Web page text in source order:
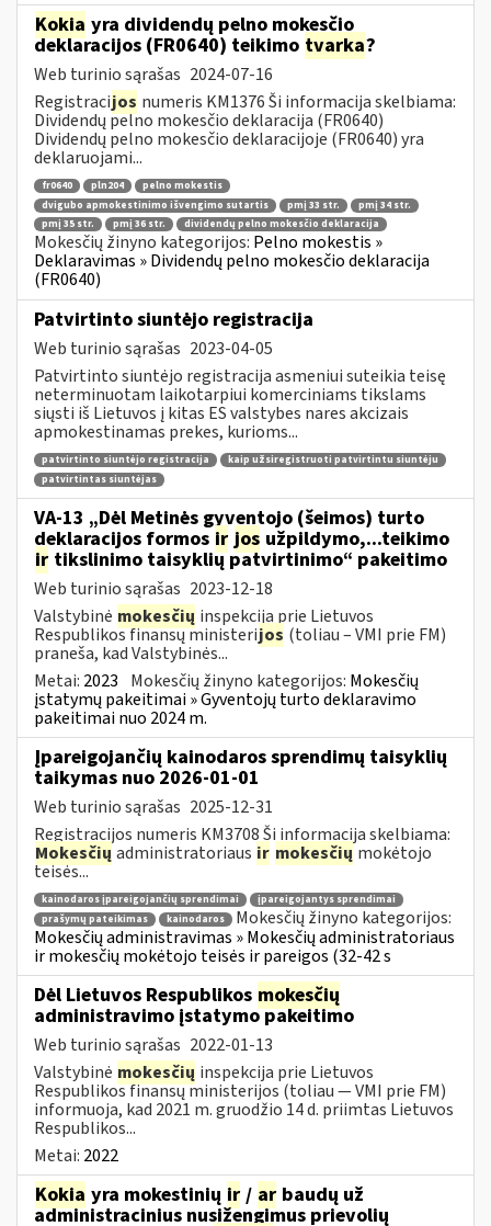
Kokia yra dividendų pelno mokesčio
deklaracijos (FR0640) teikimo tvarka?
Web turinio sąrašas 2024-07-16
Registracijos numeris KM1376 Ši informacija skelbiama:
Dividendų pelno mokesčio deklaracija (FR0640)
Dividendų pelno mokesčio deklaracijoje (FR0640) yra
deklaruojami...
fr0640 pln204
pelno mokestis
dvigubo apmokestinimo išvengimo sutartis
pmį 33 str.
pmį 34 str.
pmį 35 str.
pmį 36 str. dividendų pelno mokesčio deklaracija
Mokesčių žinyno kategorijos: Pelno mokestis »
Deklaravimas » Dividendų pelno mokesčio deklaracija
(FR0640)
Patvirtinto siuntėjo registracija
Web turinio sąrašas 2023-04-05
Patvirtinto siuntėjo registracija asmeniui suteikia teisę
neterminuotam laikotarpiui komerciniams tikslams
siųsti iš Lietuvos į kitas ES valstybes nares akcizais
apmokestinamas prekes, kurioms...
patvirtinto siuntėjo registracija
kaip užsiregistruoti patvirtintu siuntėju
patvirtintas siuntėjas
VA-13 „Dėl Metinės gyventojo (šeimos) turto
deklaracijos formos ir jos užpildymo,...teikimo
ir tikslinimo taisyklių patvirtinimo“ pakeitimo
Web turinio sąrašas 2023-12-18
Valstybinė mokesčių inspekcija prie Lietuvos
Respublikos finansų ministerijos (toliau – VMI prie FM)
praneša, kad Valstybinės...
Metai: 2023 Mokesčių žinyno kategorijos: Mokesčių
įstatymų pakeitimai » Gyventojų turto deklaravimo
pakeitimai nuo 2024 m.
Įpareigojančių kainodaros sprendimų taisyklių
taikymas nuo 2026-01-01
Web turinio sąrašas 2025-12-31
Registracijos numeris KM3708 Ši informacija skelbiama:
Mokesčių administratoriaus ir mokesčių mokėtojo
teisės...
kainodaros įpareigojančių sprendimai
įpareigojantys sprendimai
prašymų pateikimas
kainodaros
Mokesčių žinyno kategorijos:
Mokesčių administravimas » Mokesčių administratoriaus
ir mokesčių mokėtojo teisės ir pareigos (32-42 s
Dėl Lietuvos Respublikos mokesčių
administravimo įstatymo pakeitimo
Web turinio sąrašas 2022-01-13
Valstybinė mokesčių inspekcija prie Lietuvos
Respublikos finansų ministerijos (toliau — VMI prie FM)
informuoja, kad 2021 m. gruodžio 14 d. priimtas Lietuvos
Respublikos...
Metai: 2022
Kokia yra mokestinių ir / ar baudų už
administracinius nusižengimus prievolių